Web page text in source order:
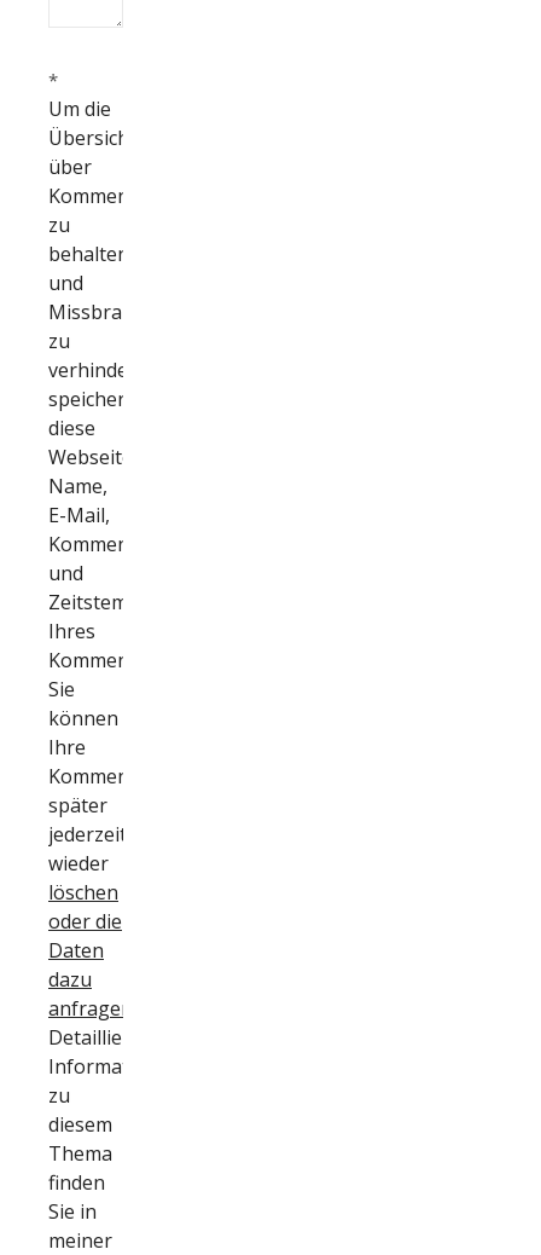
*
Um die
Übersicht
über
Kommentare
zu
behalten
und
Missbrauch
zu
verhindern,
speichert
diese
Webseite
Name,
E-Mail,
Kommentar
und
Zeitstempel
Ihres
Kommentars.
Sie
können
Ihre
Kommentare
später
jederzeit
wieder
löschen
oder die
Daten
dazu
anfragen
Detaillierte
Informationen
zu
diesem
Thema
finden
Sie in
meiner